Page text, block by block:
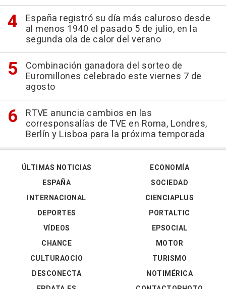
España registró su día más caluroso desde
al menos 1940 el pasado 5 de julio, en la
segunda ola de calor del verano
Combinación ganadora del sorteo de
Euromillones celebrado este viernes 7 de
agosto
RTVE anuncia cambios en las
corresponsalías de TVE en Roma, Londres,
Berlín y Lisboa para la próxima temporada
ÚLTIMAS NOTICIAS
ESPAÑA
INTERNACIONAL
DEPORTES
VÍDEOS
ECONOMÍA
SOCIEDAD
CIENCIAPLUS
PORTALTIC
EPSOCIAL
CHANCE
CULTURAOCIO
DESCONECTA
MOTOR
TURISMO
NOTIMÉRICA